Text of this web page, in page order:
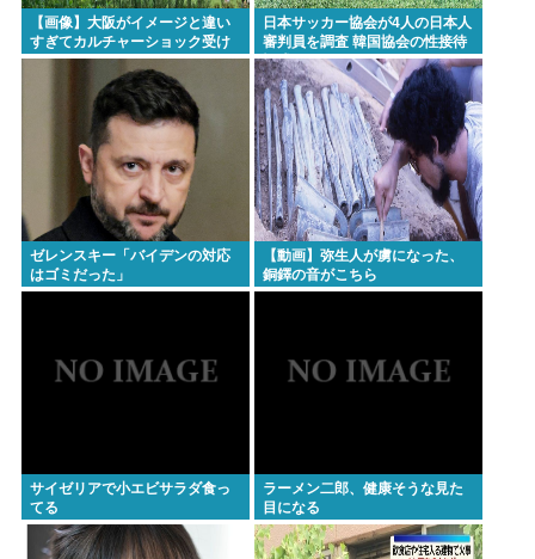
【画像】大阪がイメージと違い
すぎてカルチャーショック受け
てる
日本サッカー協会が4人の日本人
審判員を調査 韓国協会の性接待
疑惑で
ゼレンスキー「バイデンの対応
はゴミだった」
【動画】弥生人が虜になった、
銅鐸の音がこちら
サイゼリアで小エビサラダ食っ
てる
ラーメン二郎、健康そうな見た
目になる